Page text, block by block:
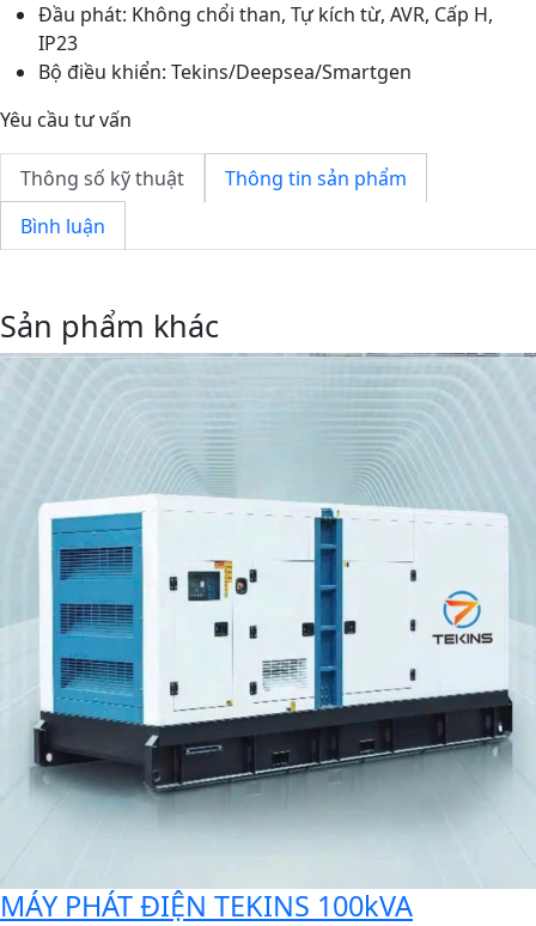
Đầu phát: Không chổi than, Tự kích từ, AVR, Cấp H,
IP23
Bộ điều khiển: Tekins/Deepsea/Smartgen
Yêu cầu tư vấn
Thông số kỹ thuật
Thông tin sản phẩm
Bình luận
Sản phẩm khác
MÁY PHÁT ĐIỆN TEKINS 100kVA